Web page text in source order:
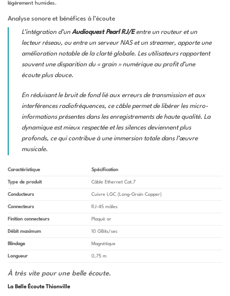
légèrement humides.
Analyse sonore et bénéfices à l’écoute
L’intégration d’unAudioquest Pearl RJ/Eentre un routeur et un
lecteur réseau, ou entre un serveur NAS et un streamer, apporte une
amélioration notable de la clarté globale. Les utilisateurs rapportent
souvent une disparition du « grain » numérique au profit d’une
écoute plus douce.
En réduisant le bruit de fond lié aux erreurs de transmission et aux
interférences radiofréquences, ce câble permet de libérer les micro-
informations présentes dans les enregistrements de haute qualité. La
dynamique est mieux respectée et les silences deviennent plus
profonds, ce qui contribue à une immersion totale dans l’œuvre
musicale.
Caractéristique Spécification
Type de produit Câble Ethernet Cat.7
Conducteurs Cuivre LGC (Long-Grain Copper)
Connecteurs RJ-45 mâles
Finition connecteurs Plaqué or
Débit maximum 10 GBits/sec
Blindage Magnétique
Longueur 0,75 m
À très vite pour une belle écoute.
La Belle Écoute Thionville